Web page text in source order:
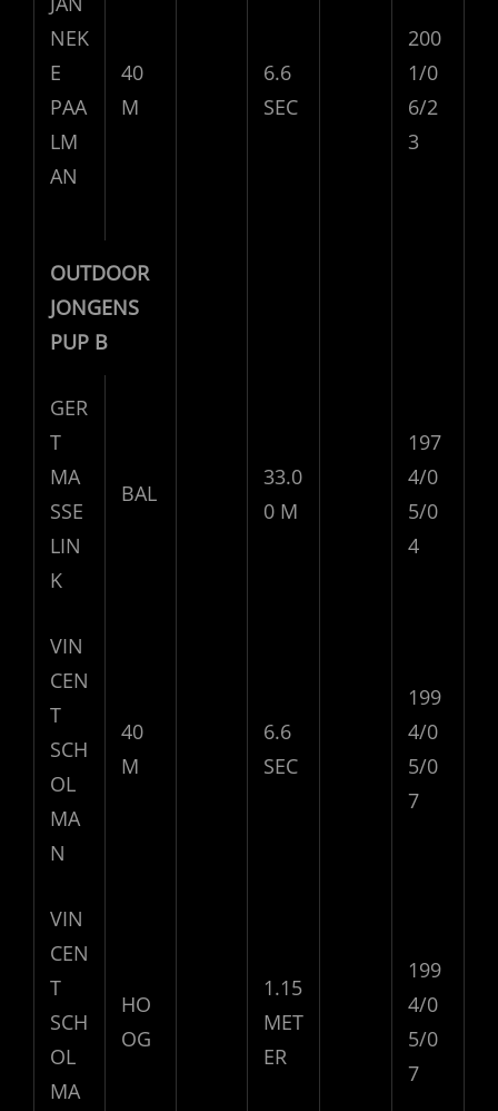
NEK
E
PAA
LM
AN
40
M
6.6
SEC
200
1/0
6/2
3
OUTDOOR
JONGENS
PUP B
GER
T
MA
SSE
LIN
K
BAL
33.0
0 M
197
4/0
5/0
4
VIN
CEN
T
SCH
OL
MA
N
40
M
6.6
SEC
199
4/0
5/0
7
VIN
CEN
T
SCH
OL
MA
HO
OG
1.15
MET
ER
199
4/0
5/0
7